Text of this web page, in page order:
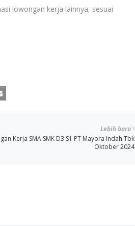
lowongan kerja lainnya, sesuai
Lebih baru
Kerja SMA SMK D3 S1 PT Mayora Indah Tbk
Oktober 2024